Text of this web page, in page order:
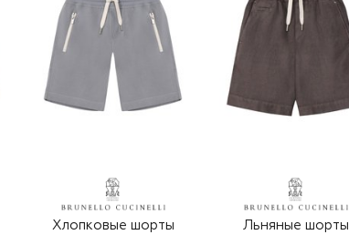
Хлопковые шорты Льняные шорты